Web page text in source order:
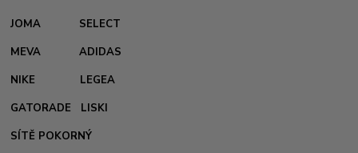
JOMA
SELECT
MEVA
ADIDAS
NIKE
LEGEA
GATORADE
LISKI
SÍTĚ POKORNÝ